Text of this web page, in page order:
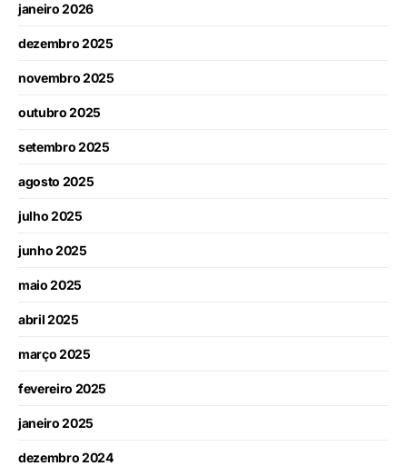
janeiro 2026
dezembro 2025
novembro 2025
outubro 2025
setembro 2025
agosto 2025
julho 2025
junho 2025
maio 2025
abril 2025
março 2025
fevereiro 2025
janeiro 2025
dezembro 2024